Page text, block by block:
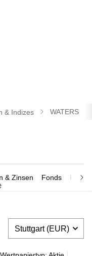
& Indizes WATERS
& Zinsen Fonds